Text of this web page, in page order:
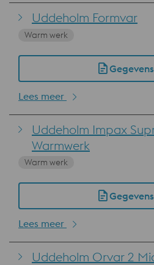
Uddeholm Formvar
Warm werk
Lees meer
Uddeholm Impax
Warmwerk
Warm werk
Lees meer
Uddeholm Orvar 2